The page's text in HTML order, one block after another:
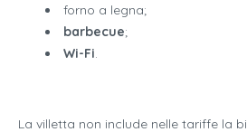
forno a legna;
barbecue;
Wi-Fi.
La villetta non include nelle tariffe la